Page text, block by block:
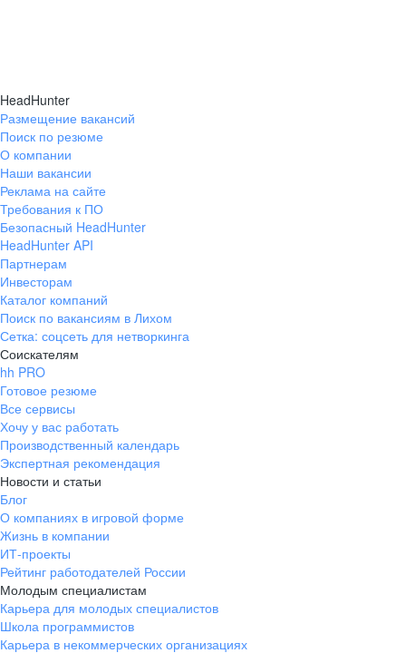
HeadHunter
Размещение вакансий
Поиск по резюме
О компании
Наши вакансии
Реклама на сайте
Требования к ПО
Безопасный HeadHunter
HeadHunter API
Партнерам
Инвесторам
Каталог компаний
Поиск по вакансиям в Лихом
Сетка: соцсеть для нетворкинга
Соискателям
hh PRO
Готовое резюме
Все сервисы
Хочу у вас работать
Производственный календарь
Экспертная рекомендация
Новости и статьи
Блог
О компаниях в игровой форме
Жизнь в компании
ИТ-проекты
Рейтинг работодателей России
Молодым специалистам
Карьера для молодых специалистов
Школа программистов
Карьера в некоммерческих организациях